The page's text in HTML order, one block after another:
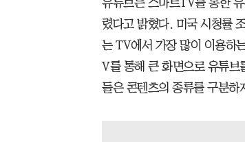
유튜브는 스마트TV를 통한
렸다고 밝혔다. 미국 시청률
는 TV에서 가장 많이 이용하
V를 통해 큰 화면으로 유튜브
들은 콘텐츠의 종류를 구분하